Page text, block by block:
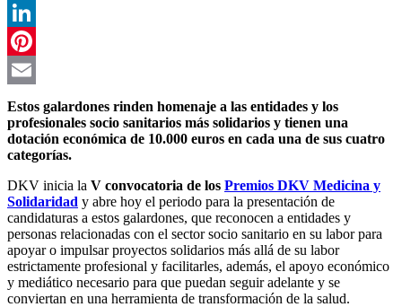
WhatsApp
LinkedIn
Pinterest
Email
Estos galardones rinden homenaje a las entidades y los
profesionales socio sanitarios más solidarios y tienen una
dotación económica de 10.000 euros en cada una de sus cuatro
categorías.
DKV inicia la V convocatoria de los Premios DKV Medicina y
Solidaridad y abre hoy el periodo para la presentación de
candidaturas a estos galardones, que reconocen a entidades y
personas relacionadas con el sector socio sanitario en su labor para
apoyar o impulsar proyectos solidarios más allá de su labor
estrictamente profesional y facilitarles, además, el apoyo económico
y mediático necesario para que puedan seguir adelante y se
conviertan en una herramienta de transformación de la salud.